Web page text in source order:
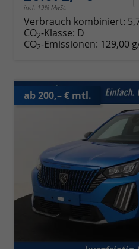
incl. 19% MwSt.
Verbrauch kombiniert:
CO2-Klasse: D
CO2-Emissionen: 129,00
ab 200,– € mtl.